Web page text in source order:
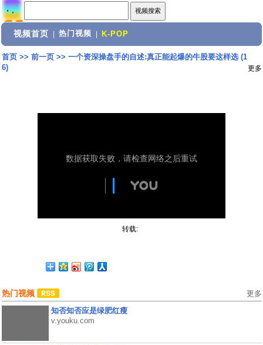
视频首页 热门视频 K-POP
首页>> 前一页>> 一个资深操盘手的自述:真正能起爆的牛股要这样选 (1
6)
更多
转载:
热门视频 更多
知否知否应是绿肥红瘦
v.youku.com